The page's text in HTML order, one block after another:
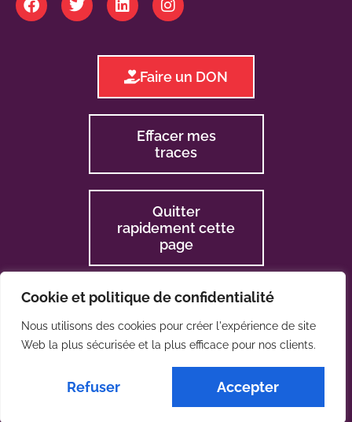
Cookie et politique de confidentialité
Nous utilisons des cookies pour créer l'expérience de site
Web la plus sécurisée et la plus efficace pour nos clients.
Refuser Accepter
Faire un DON
Effacer mes
traces
Quitter
rapidement cette
page
2024 © La CLES
Une réalisation de :PHIL